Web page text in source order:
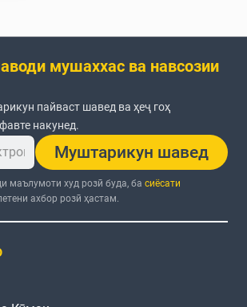
мушаххас ва навсозии
пайваст шавед ва ҳеҷ гоҳ
накунед.
Муштарикун шавед
маълумоти худ розӣ буда, басиёсати
ахбор розӣ ҳастам.